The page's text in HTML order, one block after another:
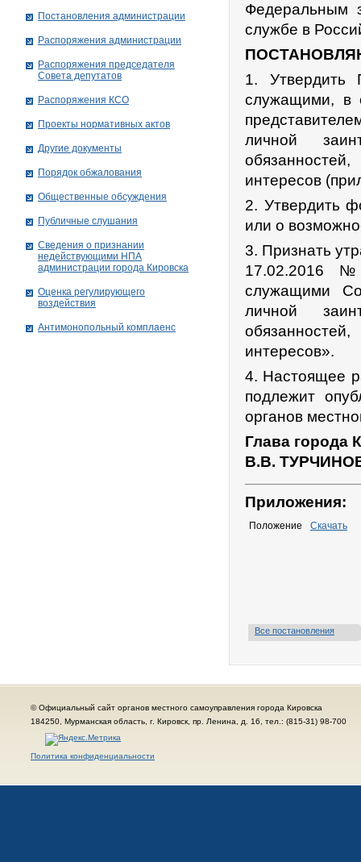
Федеральным
службе в
1. Утвердить
служащими, в
личной
интересов
2. Утвердить
или о
3. Признать
17.02.2016
служащими
личной
интересов».
4. Настоящее
подлежит
органов
Глава города
В.В.
Приложения:
Положение Скачать
Все постановления
Постановления администрации
Распоряжения администрации
Распоряжения председателя
Совета депутатов
Распоряжения КСО
Проекты нормативных актов
Другие документы
Порядок обжалования
Общественные обсуждения
Публичные слушания
Сведения о признании
недействующими НПА
администрации города Кировскa
Оценка регулирующего
воздействия
Антимонопольный комплаенс
© Официальный сайт органов местного самоуправления города Кировска
184250, Мурманская область, г. Кировск, пр. Ленина, д. 16, тел.: (815-31) 98-700
Политика конфиденциальности